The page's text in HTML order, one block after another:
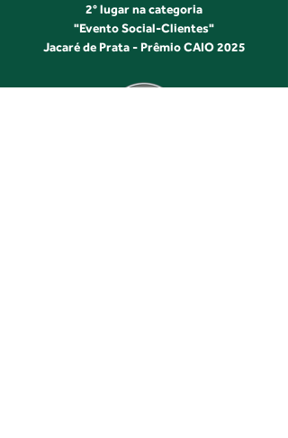
2° lugar na categoria
"Evento Social-Clientes"
Jacaré de Prata - Prêmio CAIO 2025